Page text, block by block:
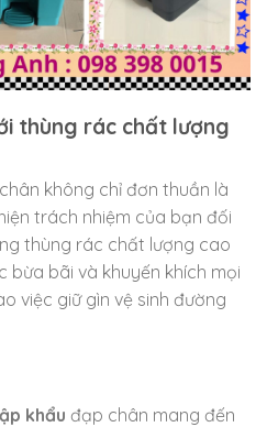
thùng rác chất lượng
không chỉ đơn thuần là
trách nhiệm của bạn đối
thùng rác chất lượng cao
bừa bãi và khuyến khích mọi
việc giữ gìn vệ sinh đường
khẩu đạp chân mang đến